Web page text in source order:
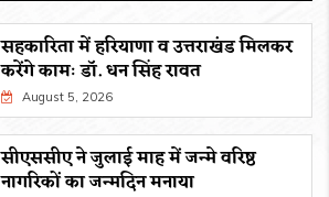
सहकारिता में हरियाणा व उत्तराखंड मिलकर
करेंगे कामः डाॅ. धन सिंह रावत
August 5, 2026
सीएससीए ने जुलाई माह में जन्मे वरिष्ठ
नागरिकों का जन्मदिन मनाया